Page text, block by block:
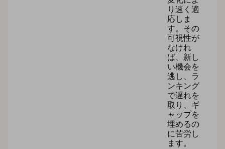
り速く適
応しま
す。その
可視性が
なけれ
ば、新し
い機会を
逃し、ラ
ンキング
で遅れを
取り、ギ
ャップを
埋めるの
に苦労し
ます。